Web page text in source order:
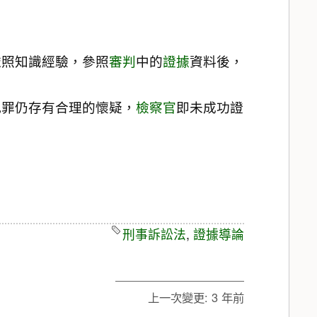
知識經驗，參照審判中的證據資料後，
仍存有合理的懷疑， 檢察官即未成功證
刑事訴訟法, 證據導論
上一次變更: 3 年前